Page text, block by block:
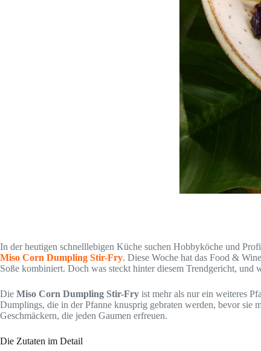
In der heutigen schnelllebigen Küche suchen Hobbyköche und
Miso Corn Dumpling Stir-Fry. Diese Woche hat das Food &
Soße kombiniert. Doch was steckt hinter diesem Trendgericht, und
Die Miso Corn Dumpling Stir-Fry ist mehr als nur ein weiteres
Dumplings, die in der Pfanne knusprig gebraten werden, bevor sie
Geschmäckern, die jeden Gaumen erfreuen.
Die Zutaten im Detail